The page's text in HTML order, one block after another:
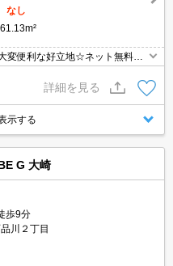
なし
61.13m²
変便利な好立地☆ネット無料な
もネット非掲載や空き予定など
お気軽にお問い合わせください
詳細を見る
示する
G 大崎
歩9分
川２丁目